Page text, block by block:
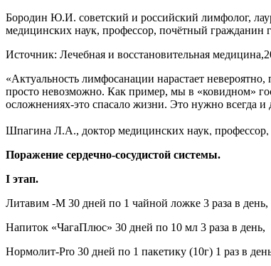
Бородин Ю.И. советский и российский лимфолог,
медицинских наук, профессор, почётный гражданин
Источник: Лечебная и восстановительная
«Актуальность лимфосанации нарастает
просто невозможно. Как пример, мы в «ковидном»
осложнениях-это спасало жизни. Это нужно всегда
Шпагина Л.А., доктор медицинских наук,
Поражение сердечно-сосудистой системы.
I этап.
Литавим -М 30 дней по 1 чайной ложке 3 раза в день,
Напиток «ЧагаПлюс» 30 дней по 10 мл 3 раза в день,
Нормолит-Pro 30 дней по 1 пакетику (10г) 1 раз в